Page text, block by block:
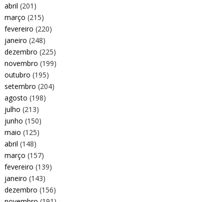
abril (201)
março (215)
fevereiro (220)
janeiro (248)
dezembro (225)
novembro (199)
outubro (195)
setembro (204)
agosto (198)
julho (213)
junho (150)
maio (125)
abril (148)
março (157)
fevereiro (139)
janeiro (143)
dezembro (156)